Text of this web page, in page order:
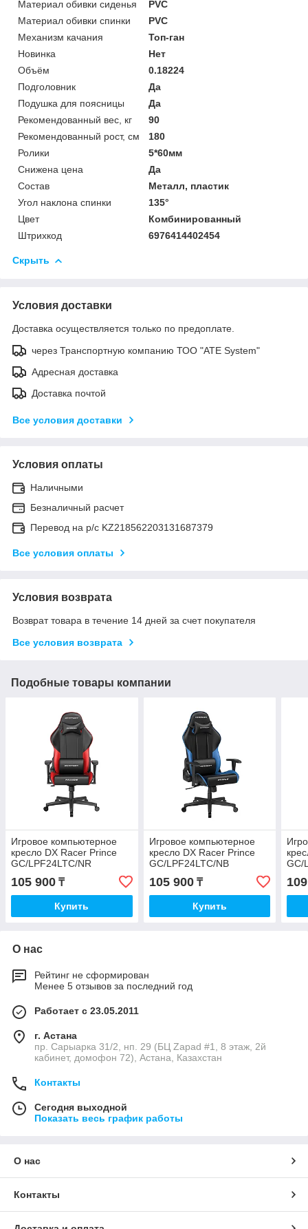
Материал обивки сиденья
PVC
Материал обивки спинки
PVC
Механизм качания
Топ-ган
Новинка
Нет
Объём
0.18224
Подголовник
Да
Подушка для поясницы
Да
Рекомендованный вес, кг
90
Рекомендованный рост, см
180
Ролики
5*60мм
Снижена цена
Да
Состав
Металл, пластик
Угол наклона спинки
135°
Цвет
Комбинированный
Штрихкод
6976414402454
Скрыть
Условия доставки
Доставка осуществляется только по предоплате.
через Транспортную компанию ТОО "ATE System"
Адресная доставка
Доставка почтой
Все условия доставки
Условия оплаты
Наличными
Безналичный расчет
Перевод на р/с KZ218562203131687379
Все условия оплаты
Условия возврата
Возврат товара в течение 14 дней за счет покупателя
Все условия возврата
Подобные товары компании
Игровое компьютерное
кресло DX Racer Prince
GC/LPF24LTC/NR
105 900 ₸
Купить
Игровое компьютерное
кресло DX Racer Prince
GC/LPF24LTC/NB
105 900₸
Купить
GC/
О нас
Рейтинг не сформирован
Менее 5 отзывов за последний год
Работает с 23.05.2011
г. Астана
пр. Сарыарка 31/2, нп. 29 (БЦ Zapad #1, 8 этаж, 2й
кабинет, домофон 72), Астана, Казахстан
Контакты
Сегодня выходной
Показать весь график работы
О нас
Контакты